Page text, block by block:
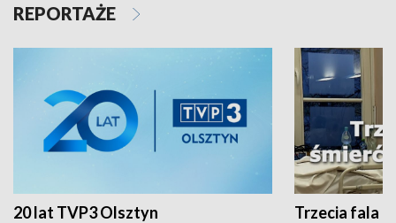
REPORTAŻE
20 lat TVP3 Olsztyn Trzecia fala -